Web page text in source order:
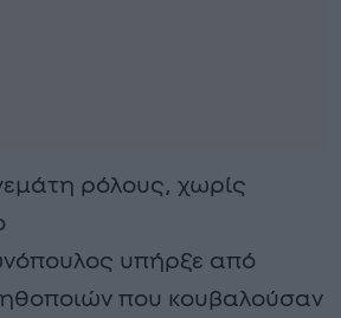
ρόλους, χωρίς
υπήρξε από
ηθοποιών που κουβαλούσαν